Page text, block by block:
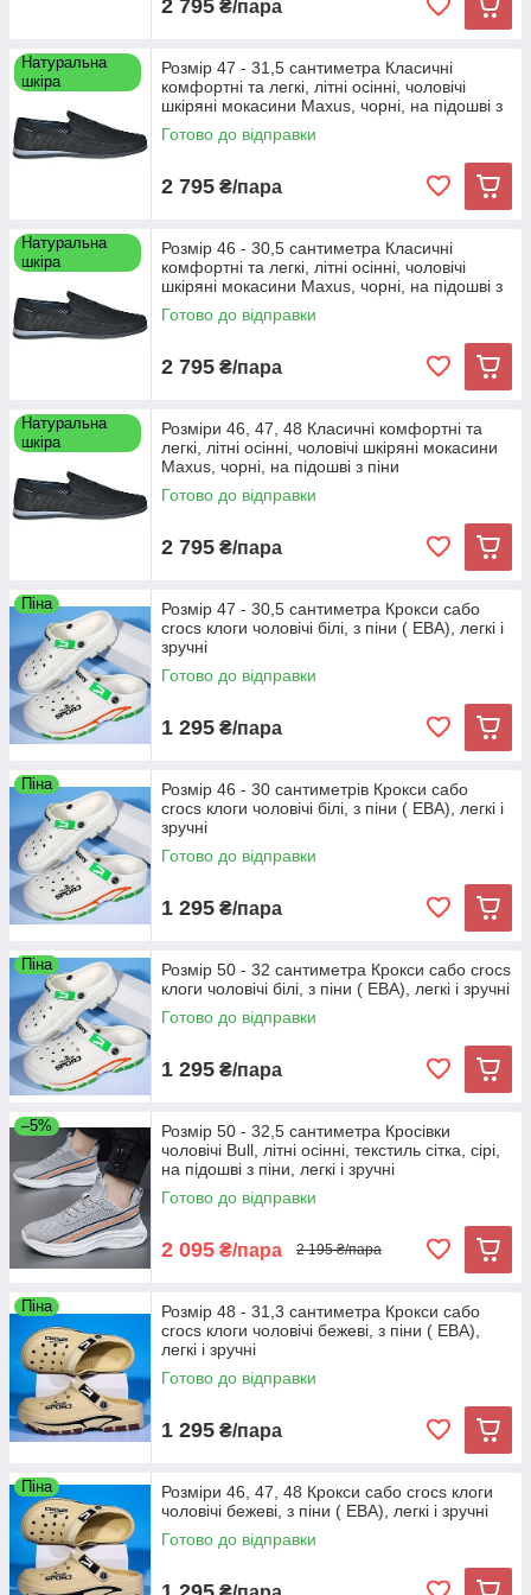
Крім цього необхідно передбачити розподіл рівномірного
спеціальний елемент для амортизації п'яткової частини, що
забезпечує зменшення навантаження на суглоби під час
пересування. Також для поглинання ударів при ходьбі для
виготовлення взуття використовується підошва з поперечним
перерізом і повітряною подушкою. Таке взуття забезпечує
максимальну зручність і легкість при ходьбі. Фахівцями
взуттєвих фабрик ретельно продумуються всі деталі і
використовуються тільки натуральні матеріали від устілок до
верху взуття – цим і гарантується бездоганність взуття
великих розмірів.
2 795 ₴/пара
Натуральна
шкіра
Розмір 47 - 31,5 сантиметра Класичні
комфортні та легкі, літні осінні, чоловічі
шкіряні мокасини Maxus, чорні, на підошві з
піни
Готово до відправки
2 795 ₴/пара
Натуральна
шкіра
Розмір 46 - 30,5 сантиметра Класичні
комфортні та легкі, літні осінні, чоловічі
шкіряні мокасини Maxus, чорні, на підошві з
піни
Готово до відправки
2 795 ₴/пара
Натуральна
шкіра
Розміри 46, 47, 48 Класичні комфортні та
легкі, літні осінні, чоловічі шкіряні мокасини
Maxus, чорні, на підошві з піни
Готово до відправки
2 795 ₴/пара
Піна
Розмір 47 - 30,5 сантиметра Крокси сабо
crocs клоги чоловічі білі, з піни ( ЕВА), легкі і
зручні
Готово до відправки
1 295 ₴/пара
Піна
Розмір 46 - 30 сантиметрів Крокси сабо
crocs клоги чоловічі білі, з піни ( ЕВА), легкі і
зручні
Готово до відправки
1 295 ₴/пара
Піна
Розмір 50 - 32 сантиметра Крокси сабо crocs
клоги чоловічі білі, з піни ( ЕВА), легкі і зручні
Готово до відправки
1 295 ₴/пара
–5%
Розмір 50 - 32,5 сантиметра Кросівки
чоловічі Bull, літні осінні, текстиль сітка, сірі,
на підошві з піни, легкі і зручні
Готово до відправки
2 095 ₴/пара 2 195 ₴/пара
Піна
Розмір 48 - 31,3 сантиметра Крокси сабо
crocs клоги чоловічі бежеві, з піни ( ЕВА),
легкі і зручні
Готово до відправки
1 295 ₴/пара
Піна
Розміри 46, 47, 48 Крокси сабо crocs клоги
чоловічі бежеві, з піни ( ЕВА), легкі і зручні
Готово до відправки